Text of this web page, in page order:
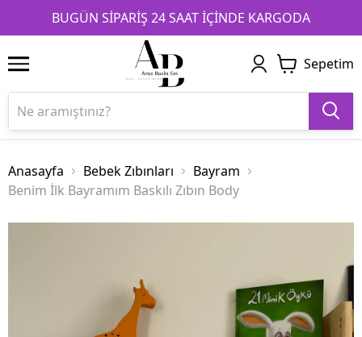
BUGÜN SİPARİŞ 24 SAAT İÇİNDE KARGODA
1 2 3
Sepetim
Anasayfa Bebek Zıbınları
Bayram
Benim İlk Bayramım Baskılı Zıbın Body